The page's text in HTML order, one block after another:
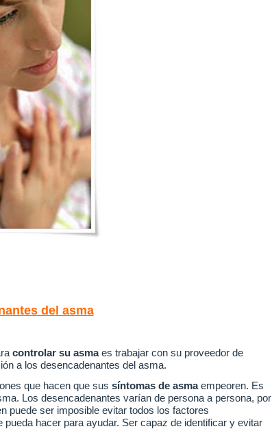
del asma
controlar su asmaes trabajar con su proveedor de
a los desencadenantes del asma.
que hacen que sus síntomas de asmaempeoren. Es
Los desencadenantes varían de persona a persona, por
puede ser imposible evitar todos los factores
hacer para ayudar. Ser capaz de identificar y evitar